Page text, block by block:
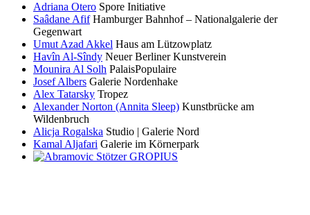
Adriana Otero Spore Initiative
Saâdane Afif Hamburger Bahnhof – Nationalgalerie der
Gegenwart
Umut Azad Akkel Haus am Lützowplatz
Havîn Al-Sîndy Neuer Berliner Kunstverein
Mounira Al Solh PalaisPopulaire
Josef Albers Galerie Nordenhake
Alex Tatarsky Tropez
Alexander Norton (Annita Sleep) Kunstbrücke am
Wildenbruch
Alicja Rogalska Studio | Galerie Nord
Kamal Aljafari Galerie im Körnerpark